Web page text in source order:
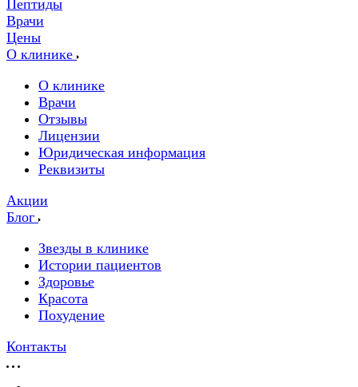
Пептиды
Врачи
Цены
О клинике
О клинике
Врачи
Отзывы
Лицензии
Юридическая информация
Реквизиты
Акции
Блог
Звезды в клинике
Истории пациентов
Здоровье
Красота
Похудение
Контакты